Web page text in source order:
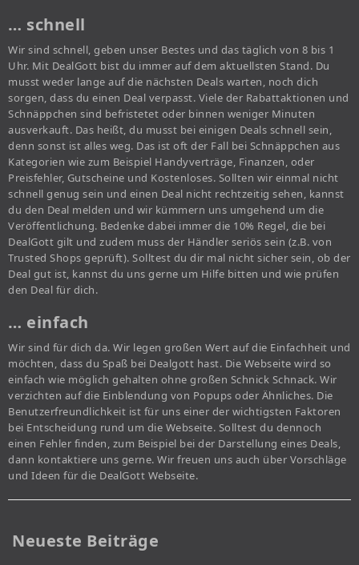
… schnell
Wir sind schnell, geben unser Bestes und das täglich von 8 bis 1
Uhr. Mit DealGott bist du immer auf dem aktuellsten Stand. Du
musst weder lange auf die nächsten Deals warten, noch dich
sorgen, dass du einen Deal verpasst. Viele der Rabattaktionen und
Schnäppchen sind befristetet oder binnen weniger Minuten
ausverkauft. Das heißt, du musst bei einigen Deals schnell sein,
denn sonst ist alles weg. Das ist oft der Fall bei Schnäppchen aus
Kategorien wie zum Beispiel Handyverträge, Finanzen, oder
Preisfehler, Gutscheine und Kostenloses. Sollten wir einmal nicht
schnell genug sein und einen Deal nicht rechtzeitig sehen, kannst
du den Deal melden und wir kümmern uns umgehend um die
Veröffentlichung. Bedenke dabei immer die 10% Regel, die bei
DealGott gilt und zudem muss der Händler seriös sein (z.B. von
Trusted Shops geprüft). Solltest du dir mal nicht sicher sein, ob der
Deal gut ist, kannst du uns gerne um Hilfe bitten und wie prüfen
den Deal für dich.
… einfach
Wir sind für dich da. Wir legen großen Wert auf die Einfachheit und
möchten, dass du Spaß bei Dealgott hast. Die Webseite wird so
einfach wie möglich gehalten ohne großen Schnick Schnack. Wir
verzichten auf die Einblendung von Popups oder Ähnliches. Die
Benutzerfreundlichkeit ist für uns einer der wichtigsten Faktoren
bei Entscheidung rund um die Webseite. Solltest du dennoch
einen Fehler finden, zum Beispiel bei der Darstellung eines Deals,
dann kontaktiere uns gerne. Wir freuen uns auch über Vorschläge
und Ideen für die DealGott Webseite.
Neueste Beiträge